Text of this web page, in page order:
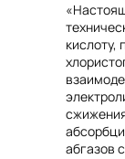
кислоту,
абгазов